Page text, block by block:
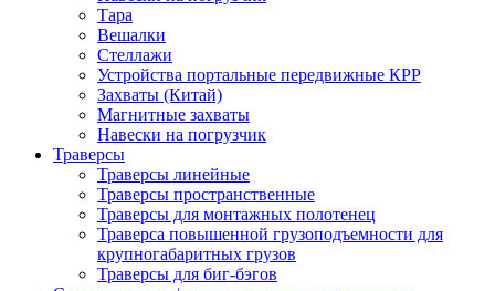
Тара
Вешалки
Стеллажи
Устройства портальные передвижные КРР
Захваты (Китай)
Магнитные захваты
Навески на погрузчик
Траверсы
Траверсы линейные
Траверсы пространственные
Траверсы для монтажных полотенец
Траверса повышенной грузоподъемности для
крупногабаритных грузов
Траверсы для биг-бэгов